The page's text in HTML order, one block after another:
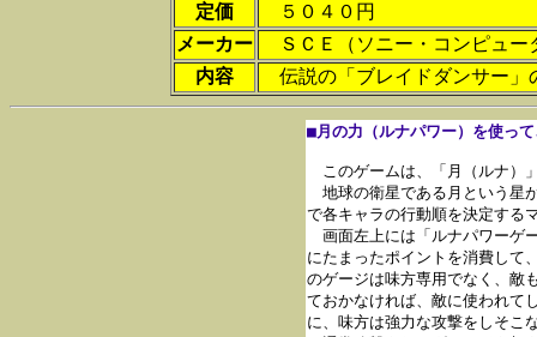
定価
５０４０円
メーカー
ＳＣＥ（ソニー・コンピュ
内容
伝説の「ブレイドダンサー」
■月の力（ルナパワー）を使っ
このゲームは、「月（ルナ）
地球の衛星である月という星
で各キャラの行動順を決定する
画面左上には「ルナパワーゲ
にたまったポイントを消費して
のゲージは味方専用でなく、敵
ておかなければ、敵に使われて
に、味方は強力な攻撃をしそこ